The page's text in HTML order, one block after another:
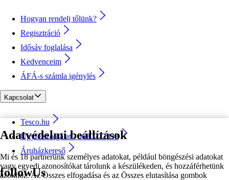
Adatvédelmi beállítások
Mi és 18 partnerünk személyes adatokat, például böngészési adatokat
vagy egyedi azonosítókat tárolunk a készülékeden, és hozzáférhetünk
azokhoz. Az Összes elfogadása és az Összes elutasítása gombok
Hogyan rendelj tőlünk?
Regisztráció
Idősáv foglalása
Kedvenceim
ÁFÁ-s számla igénylés
Kapcsolat
Tesco.hu
Ügyfélszolgálat - 0680222333
Áruházkereső
followUs